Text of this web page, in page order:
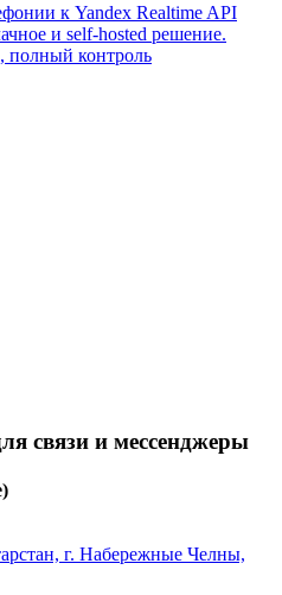
к Yandex Realtime API
и self-hosted решение.
полный контроль
связи и мессенджеры
г. Набережные Челны,